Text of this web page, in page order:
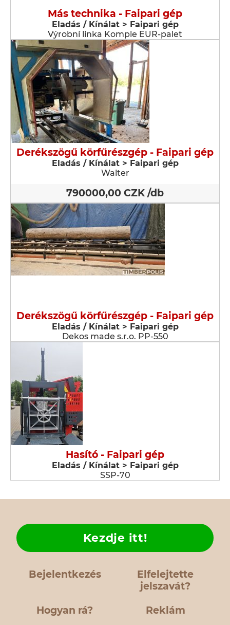
Más technika - Faipari gép
Eladás / Kínálat > Faipari gép
Výrobní linka Komple EUR-palet
Derékszögű körfűrészgép - Faipari gép
Eladás / Kínálat > Faipari gép
Walter
790000,00 CZK /db
Derékszögű körfűrészgép - Faipari gép
Eladás / Kínálat > Faipari gép
Dekos made s.r.o. PP-550
Hasító - Faipari gép
Eladás / Kínálat > Faipari gép
SSP-70
Bejelentkezés
Elfelejtette
jelszavát?
Hogyan rá?
Kezdje itt!
Reklám